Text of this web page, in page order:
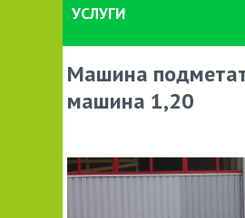
УСЛУГИ
Машина
машина 1,20